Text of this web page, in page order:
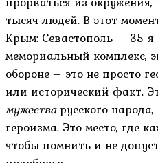
тысяч людей. В этот
Крым: Севастополь — 35-я
мемориальный комплекс,
обороне – это не просто
или исторический факт.
мужестварусского
героизма. Это место, где
чтобы помнить и не